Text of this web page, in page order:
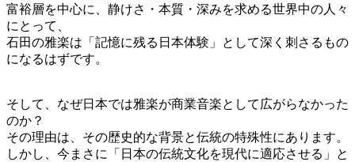
富裕層を中心に、静けさ・本質・深みを求める世界中の人々
にとって、
石田の雅楽は「記憶に残る日本体験」として深く刺さるもの
になるはずです。
そして、なぜ日本では雅楽が商業音楽として広がらなかった
のか？
その理由は、その歴史的な背景と伝統の特殊性にあります。
しかし、今まさに「日本の伝統文化を現代に適応させる」と